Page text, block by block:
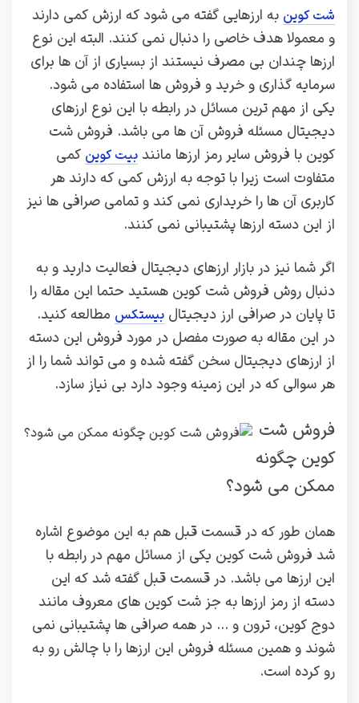
شت کوین به ارزهایی گفته می شود که ارزش کمی دارند
و معمولا هدف خاصی را دنبال نمی کنند. البته این نوع
ارزها چندان بی مصرف نیستند از بسیاری از آن ها برای
سرمایه گذاری و خرید و فروش ها استفاده می شود.
یکی از مهم ترین مسائل در رابطه با این نوع ارزهای
دیجیتال مسئله فروش آن ها می باشد. فروش شت
کوین با فروش سایر رمز ارزها مانند بیت کوین کمی
متفاوت است زیرا با توجه به ارزش کمی که دارند هر
کاربری آن ها را خریداری نمی کند و تمامی صرافی ها نیز
از این دسته ارزها پشتیبانی نمی کنند.
اگر شما نیز در بازار ارزهای دیجیتال فعالیت دارید و به
دنبال روش فروش شت کوین هستید حتما این مقاله را
تا پایان در صرافی ارز دیجیتال بیستکس مطالعه کنید.
در این مقاله به صورت مفصل در مورد فروش این دسته
از ارزهای دیجیتال سخن گفته شده و می تواند شما را از
هر سوالی که در این زمینه وجود دارد بی نیاز سازد.
فروش شت
کوین چگونه
ممکن می شود؟
همان طور که در قسمت قبل هم به این موضوع اشاره
شد فروش شت کوین یکی از مسائل مهم در رابطه با
این ارزها می باشد. در قسمت قبل گفته شد که این
دسته از رمز ارزها به جز شت کوین های معروف مانند
دوج کوین، ترون و … در همه صرافی ها پشتیبانی نمی
شوند و همین مسئله فروش این ارزها را با چالش رو به
رو کرده است.